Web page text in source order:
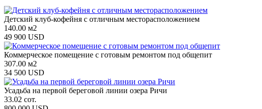
Детский клуб-кофейня с отличным месторасположением
140.00 м2
49 900 USD
Коммерческое помещение с готовым ремонтом под общепит
307.00 м2
34 500 USD
Усадьба на первой береговой линии озера Ричи
33.02 сот.